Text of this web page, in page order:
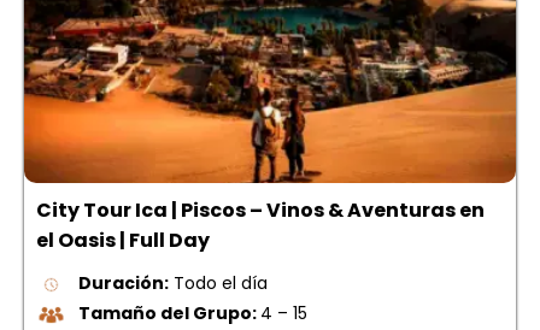
City Tour Ica | Piscos – Vinos & Aventuras en
el Oasis | Full Day
Duración: Todo el día
Tamaño del Grupo: 4 – 15